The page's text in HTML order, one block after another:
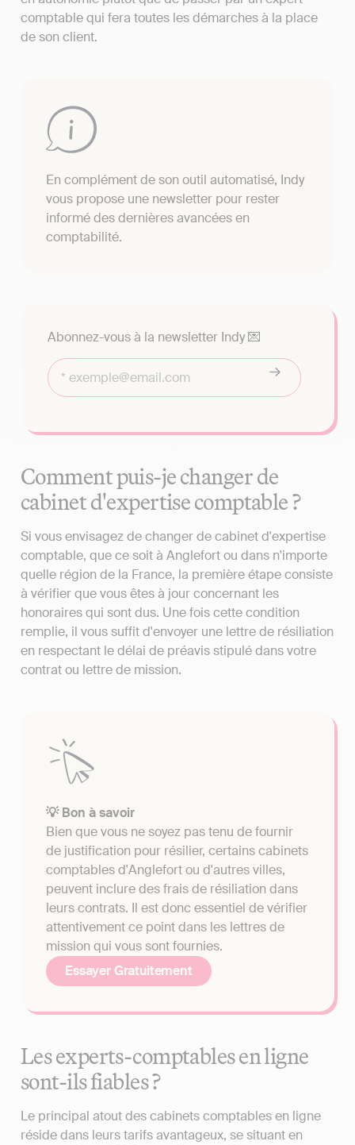
comptable qui fera toutes les démarches à la place
de son client.
En complément de son outil automatisé, Indy
vous propose une newsletter pour rester
informé des dernières avancées en
comptabilité.
Abonnez-vous à la newsletter Indy 💌
Comment puis-je changer de
cabinet d'expertise comptable ?
Si vous envisagez de changer de cabinet d'expertise
comptable, que ce soit à Anglefort ou dans n'importe
quelle région de la France, la première étape consiste
à vérifier que vous êtes à jour concernant les
honoraires qui sont dus. Une fois cette condition
remplie, il vous suffit d'envoyer une lettre de résiliation
en respectant le délai de préavis stipulé dans votre
contrat ou lettre de mission.
💡 Bon à savoir
Bien que vous ne soyez pas tenu de fournir
de justification pour résilier, certains cabinets
comptables d'Anglefort ou d'autres villes,
peuvent inclure des frais de résiliation dans
leurs contrats. Il est donc essentiel de vérifier
attentivement ce point dans les lettres de
mission qui vous sont fournies.
Essayer Gratuitement
Les experts-comptables en ligne
sont-ils fiables ?
Le principal atout des cabinets comptables en ligne
réside dans leurs tarifs avantageux, se situant en